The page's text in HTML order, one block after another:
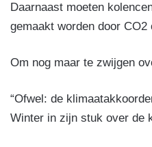
Daarnaast moeten
gemaakt worden door
Om nog maar te zwijgen
“Ofwel: de
Winter in zijn stuk over de